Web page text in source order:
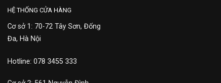
HỆ THỐNG CỬA HÀNG
Cơ sở 1: 70-72 Tây Sơn, Đống
Đa, Hà Nội
Hotline: 078 3455 333